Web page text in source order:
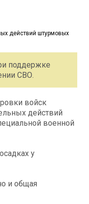
поддержке
СВО.
войск
действий
военной
у
и общая